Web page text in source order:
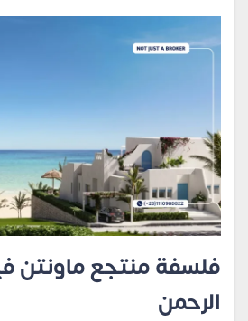
فلسفة منتجع ماونتن
الرحمن